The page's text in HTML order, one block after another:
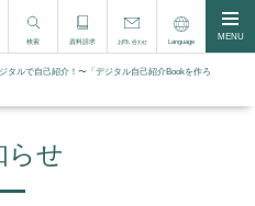
検索 資料請求 お問い合わせ Language MENU
タルで自己紹介！〜「デジタル自己紹介Bookを作ろ
らせ